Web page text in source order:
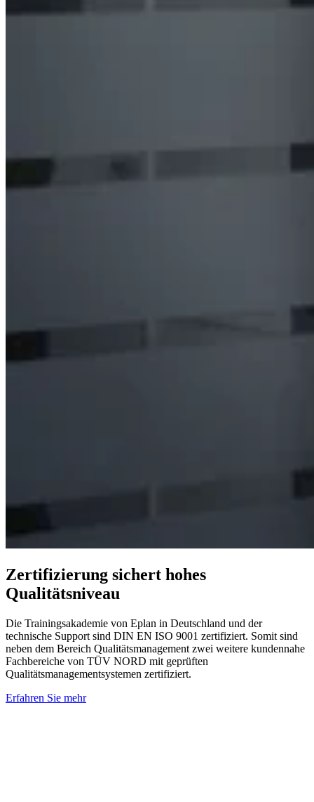
Zertifizierung sichert hohes
Qualitätsniveau
Die Trainingsakademie von Eplan in Deutschland und der
technische Support sind DIN EN ISO 9001 zertifiziert. Somit sind
neben dem Bereich Qualitätsmanagement zwei weitere kundennahe
Fachbereiche von TÜV NORD mit geprüften
Qualitätsmanagementsystemen zertifiziert.
Erfahren Sie mehr